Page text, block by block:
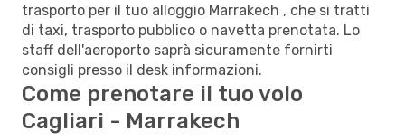
trasporto per il tuo alloggio Marrakech , che si tratti
di taxi, trasporto pubblico o navetta prenotata. Lo
staff dell'aeroporto saprà sicuramente fornirti
consigli presso il desk informazioni.
Come prenotare il tuo volo
Cagliari - Marrakech